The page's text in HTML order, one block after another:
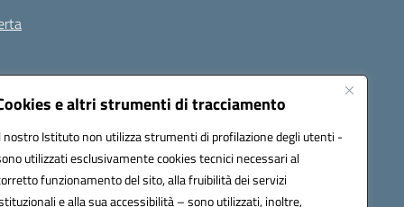
e altri strumenti di tracciamento
nostro Istituto non utilizza strumenti di profilazione degli utenti -
utilizzati esclusivamente cookies tecnici necessari al
funzionamento del sito, alla fruibilità dei servizi
e alla sua accessibilità – sono utilizzati, inoltre,
Note legali